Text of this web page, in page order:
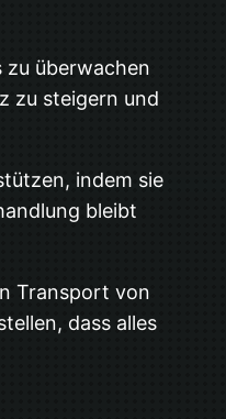
überwachen
zu steigern und
indem sie
bleibt
Transport von
dass alles